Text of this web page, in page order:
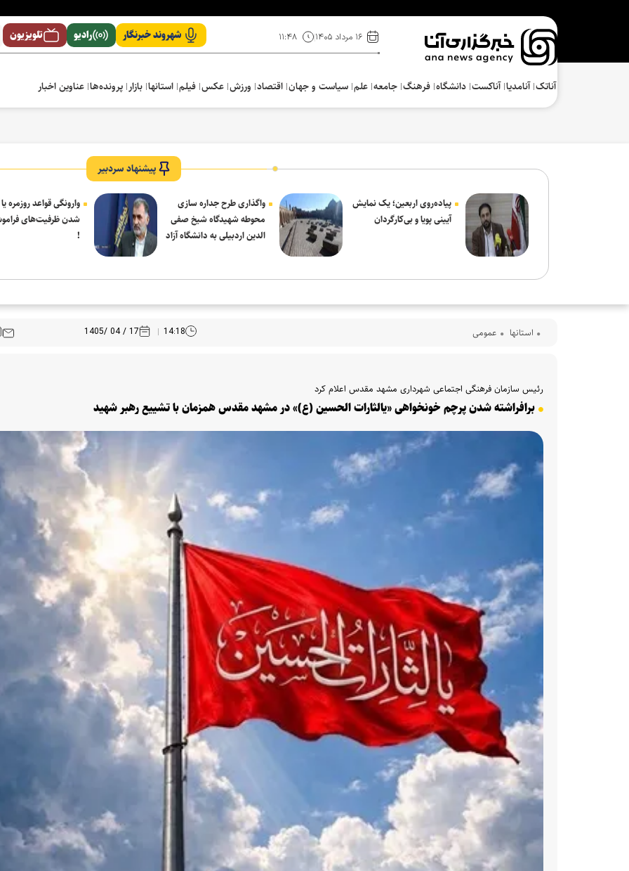
۱۶ مرداد ۱۴۰۵ ۱۱:۴۸ شهروند خبرنگار رادیو تلویزیون
آناتک آنامدیا آناکست دانشگاه فرهنگ‌ جامعه علم سیاست و جهان اقتصاد ورزش عکس فیلم استانها بازار پرونده‌ها عناوین اخبار
پیشنهاد سردبیر
پیاده‌روی اربعین؛ یک نمایش
آیینی پویا و بی‌کارگردان
واگذاری طرح جداره سازی
محوطه شهیدگاه شیخ صفی
الدین اردبیلی به دانشگاه آزاد
وارونگی قواعد روزمره
شدن ظرفیت‌های
!
استانها عمومی 14:18
17 / 04 /1405
رئیس سازمان فرهنگی اجتماعی شهرداری مشهد مقدس اعلام کرد
برافراشته شدن پرچم خونخواهی «یالثارات الحسین (ع)» در مشهد مقدس همزمان با تشییع رهبر شهید